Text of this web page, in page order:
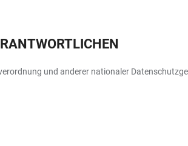
und anderer nationaler